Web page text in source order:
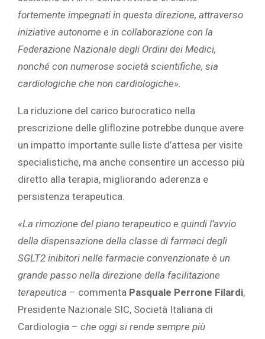
fortemente impegnati in questa direzione, attraverso
iniziative autonome e in collaborazione con la
Federazione Nazionale degli Ordini dei Medici,
nonché con numerose società scientifiche, sia
cardiologiche che non cardiologiche».
La riduzione del carico burocratico nella
prescrizione delle gliflozine potrebbe dunque avere
un impatto importante sulle liste d’attesa per visite
specialistiche, ma anche consentire un accesso più
diretto alla terapia, migliorando aderenza e
persistenza terapeutica.
«La rimozione del piano terapeutico e quindi l’avvio
della dispensazione della classe di farmaci degli
SGLT2 inibitori nelle farmacie convenzionate è un
grande passo nella direzione della facilitazione
terapeutica – commenta Pasquale Perrone Filardi,
Presidente Nazionale SIC, Società Italiana di
Cardiologia – che oggi si rende sempre più